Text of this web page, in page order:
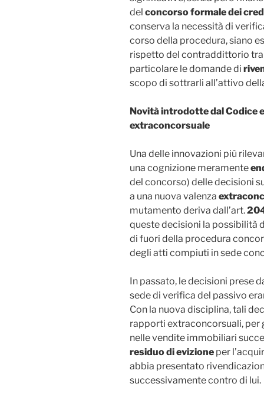
del concorso formale dei
conserva la necessità di
corso della procedura, siano
rispetto del contraddittorio
particolare le domande di
scopo di sottrarli all’attivo
Novità introdotte dal Codice
extraconcorsuale
Una delle innovazioni più
una cognizione meramente
del concorso) delle decisioni
a una nuova valenza
mutamento deriva dall’art.
queste decisioni la possibilità
di fuori della procedura
degli atti compiuti in sede
In passato, le decisioni prese
sede di verifica del passivo
Con la nuova disciplina, tali
rapporti extraconcorsuali, per
nelle vendite immobiliari
residuo di evizione per
abbia presentato
successivamente contro di lui.